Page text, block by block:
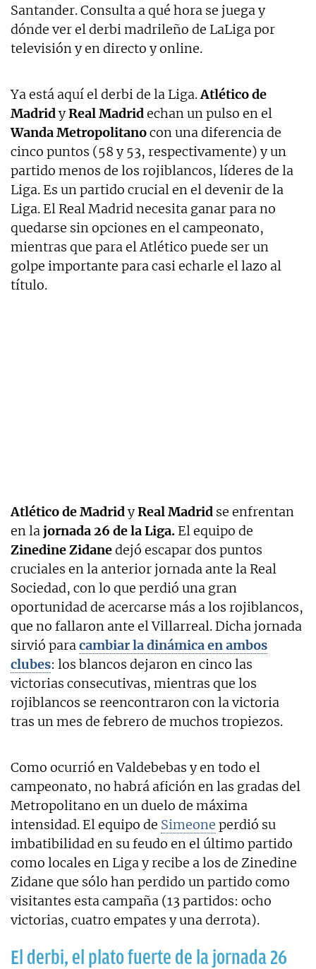
Santander. Consulta a qué hora se juega y
dónde ver el derbi madrileño de LaLiga por
televisión y en directo y online.
Ya está aquí el derbi de la Liga.Atlético de
MadridyReal Madridechan un pulso en el
Wanda Metropolitanocon una diferencia de
cinco puntos (58 y 53, respectivamente) y un
partido menos de los rojiblancos, líderes de la
Liga. Es un partido crucial en el devenir de la
Liga. El Real Madrid necesita ganar para no
quedarse sin opciones en el campeonato,
mientras que para el Atlético puede ser un
golpe importante para casi echarle el lazo al
título.
Atlético de MadridyReal Madrid se enfrentan
en lajornada 26 de la Liga. El equipo de
Zinedine Zidanedejó escapar dos puntos
cruciales en la anterior jornada ante la Real
Sociedad, con lo que perdió una gran
oportunidad de acercarse más a los rojiblancos,
que no fallaron ante el Villarreal. Dicha jornada
sirvió paracambiar la dinámica en ambos
clubes: los blancos dejaron en cinco las
victorias consecutivas, mientras que los
rojiblancos se reencontraron con la victoria
tras un mes de febrero de muchos tropiezos.
Como ocurrió en Valdebebas y en todo el
campeonato, no habrá afición en las gradas del
Metropolitano en un duelo de máxima
intensidad. El equipo de Simeone perdió su
imbatibilidad en su feudo en el último partido
como locales en Liga y recibe a los de Zinedine
Zidane que sólo han perdido un partido como
visitantes esta campaña (13 partidos: ocho
victorias, cuatro empates y una derrota).
El derbi, el plato fuerte de la jornada 26